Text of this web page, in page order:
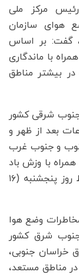
مرکز ملی
هوای سازمان
گفت: بر اساس
با ماندگاری
بیشتر مناطق
شرقی کشور
در ساعات بعد از ظهر و
و جنوب غرب
با وزش باد
شدید موقت پیش‌بینی می‌شود و این شرایط روز پنجشنبه (۱۶
وضع هوا
شرق کشور
خراسان جنوبی،
مناطق مستعد،